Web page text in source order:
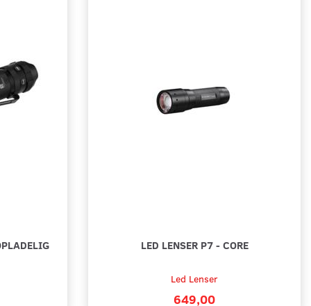
LED LENSER P7 - CORE
Led Lenser
649,00